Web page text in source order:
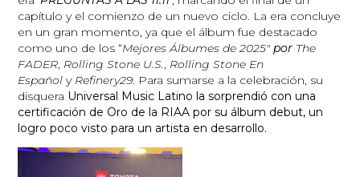
capítulo y el comienzo de un nuevo ciclo. La era concluye
en un gran momento, ya que el álbum fue destacado
como uno de los “Mejores Álbumes de 2025″ por The
FADER Rolling Stone U.S.
Rolling Stone En
Español y Refinery29 . Para sumarse a la celebración, su
disquera Universal Music Latino la sorprendió con una
certificación de Oro de la RIAA por su álbum debut, un
logro poco visto para un artista en desarrollo.